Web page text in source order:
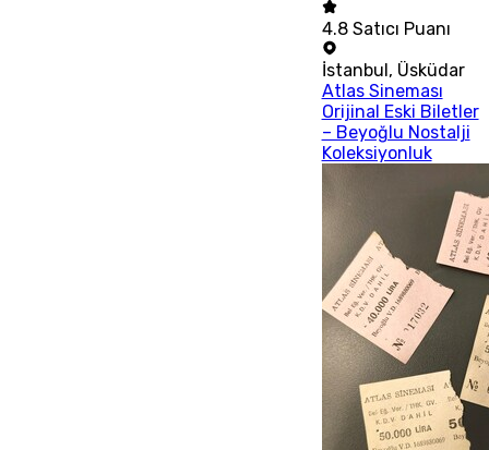
4.8 Satıcı Puanı
İstanbul , Üsküdar
Atlas Sineması
Orijinal Eski Biletler
– Beyoğlu Nostalji
Koleksiyonluk